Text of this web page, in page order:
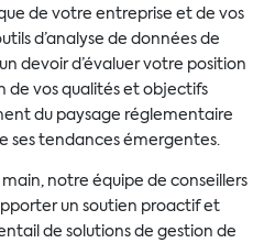
de votre entreprise et de vos
d’analyse de données de
devoir d’évaluer votre position
de vos qualités et objectifs
du paysage réglementaire
ses tendances émergentes.
notre équipe de conseillers
un soutien proactif et
de solutions de gestion de